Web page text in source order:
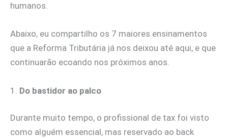
humanos.
Abaixo, eu compartilho os 7 maiores ensinamentos
que a Reforma Tributária já nos deixou até aqui, e que
continuarão ecoando nos próximos anos.
1. Do bastidor ao palco
Durante muito tempo, o profissional de tax foi visto
como alguém essencial, mas reservado ao back